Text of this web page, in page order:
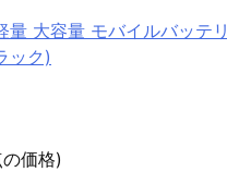
大容量 モバイルバッテリ
ック)
価格)